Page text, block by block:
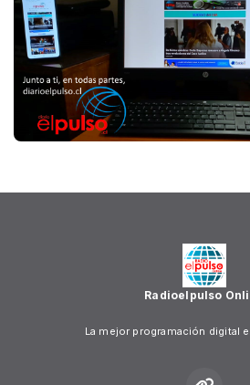
Radioelpulso
La mejor programación digital